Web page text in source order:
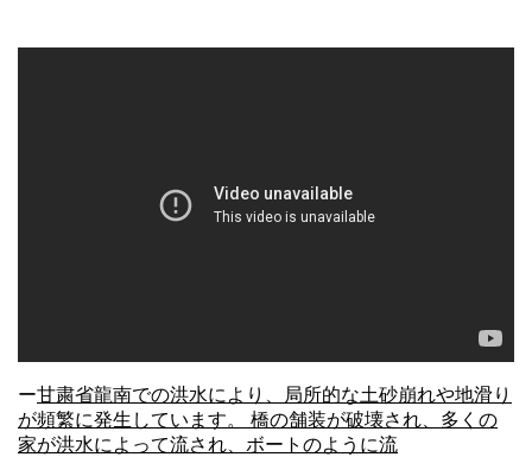
ー甘粛省龍南での洪水により、局所的な土砂崩れや地滑り
が頻繁に発生しています。 橋の舗装が破壊され、多くの
家が洪水によって流され、ボートのように流